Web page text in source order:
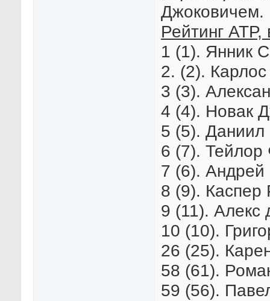
Джоковичем.
Рейтинг АТР,
1 (1). Янник
2. (2).
3 (3).
4 (4). Новак
5 (5).
6 (7).
7 (6). Андрей
8 (9). Каспер
9 (11). Алекс
10 (10).
26 (25).
58 (61).
59 (56).